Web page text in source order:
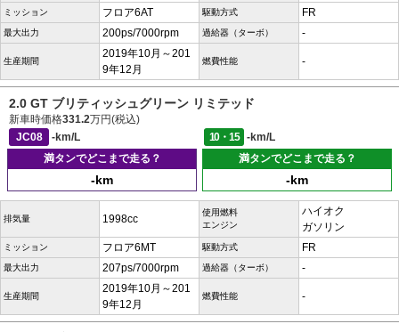
ミッション フロア6AT 駆動方式 FR
最大出力 200ps/7000rpm 過給器（ターボ） -
生産期間
2019年10月～201
9年12月
燃費性能 -
2.0 GT ブリティッシュグリーン リミテッド
新車時価格331.2万円(税込)
JC08
-km/L 10・15
-km/L
満タンでどこまで走る？
-km
満タンでどこまで走る？
-km
排気量 1998cc
使用燃料
エンジン
ハイオク
ガソリン
ミッション フロア6MT 駆動方式 FR
最大出力 207ps/7000rpm 過給器（ターボ） -
生産期間
2019年10月～201
9年12月
燃費性能 -